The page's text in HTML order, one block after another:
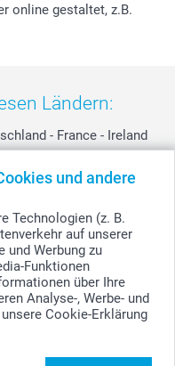
und andere
Technologien (z. B.
auf unserer
und Werbung zu
Funktionen
über Ihre
Analyse-, Werbe- und
Cookie-Erklärung
online gestaltet, z.B.
Ländern:
- France - Ireland
Kingdom -
(CHF) inkl. MwSt. und zzgl.